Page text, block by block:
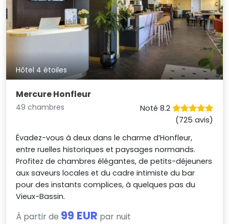
Hôtel 4 étoiles
Mercure Honfleur
49 chambres
Noté 8.2
(725 avis)
Évadez-vous à deux dans le charme d’Honfleur,
entre ruelles historiques et paysages normands.
Profitez de chambres élégantes, de petits-déjeuners
aux saveurs locales et du cadre intimiste du bar
pour des instants complices, à quelques pas du
Vieux-Bassin.
À partir de 99 EUR par nuit